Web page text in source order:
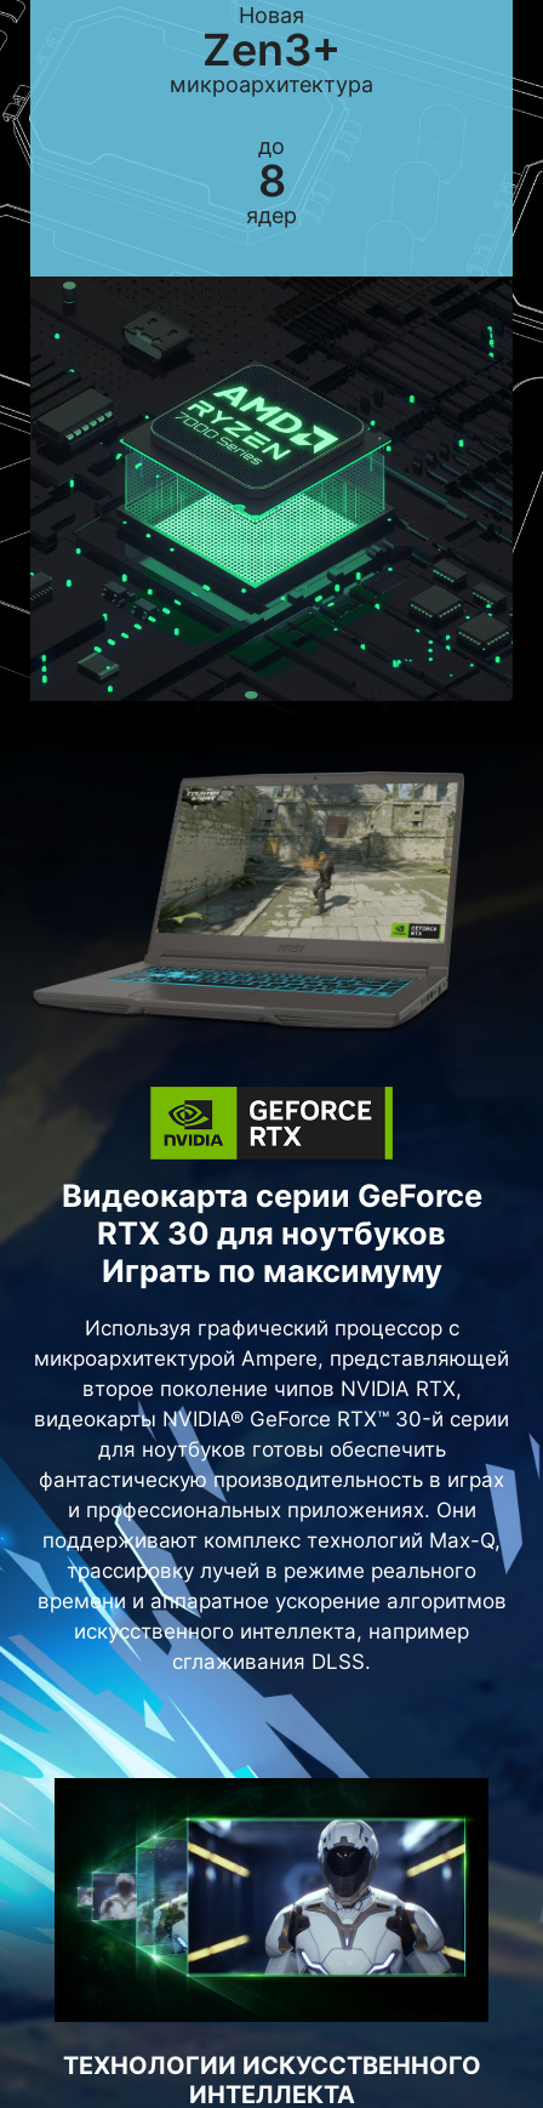
Новая
Zen3+
микроархитектура
до
8
ядер
Видеокарта серии GeForce
RTX 30 для ноутбуков
Играть по максимуму
Используя графический процессор с
микроархитектурой Ampere, представляющей
второе поколение чипов NVIDIA RTX,
видеокарты NVIDIA® GeForce RTX™ 30-й серии
для ноутбуков готовы обеспечить
фантастическую производительность в играх
и профессиональных приложениях. Они
поддерживают комплекс технологий Max-Q,
трассировку лучей в режиме реального
времени и аппаратное ускорение алгоритмов
искусственного интеллекта, например
сглаживания DLSS.
ТЕХНОЛОГИИ ИСКУССТВЕННОГО
ИНТЕЛЛЕКТА